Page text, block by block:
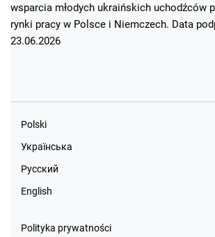
wsparcia młodych ukraińskich uchodźców
rynki pracy w Polsce i Niemczech. Data
23.06.2026
Polski
Українська
Русский
English
Polityka prywatności